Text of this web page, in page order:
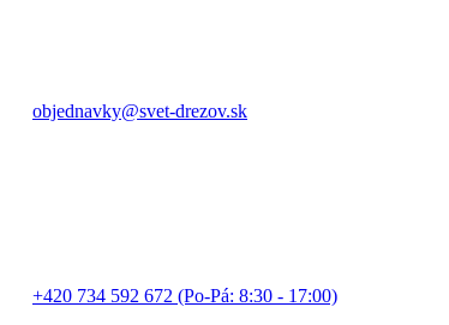
objednavky@svet-drezov.sk
+420 734 592 672 (Po-Pá: 8:30 - 17:00)